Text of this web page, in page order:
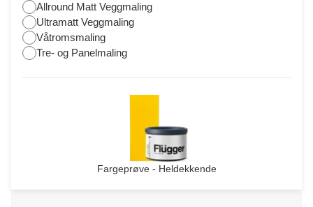
Allround Matt Veggmaling
Ultramatt Veggmaling
Våtromsmaling
Tre- og Panelmaling
Fargeprøve - Heldekkende